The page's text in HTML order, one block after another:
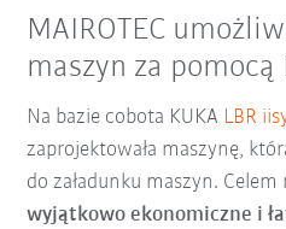
MAIROTEC
maszyn za pomocą
Na bazie cobota KUKA LBR
zaprojektowała maszynę,
do załadunku maszyn.
wyjątkowo ekonomiczne i